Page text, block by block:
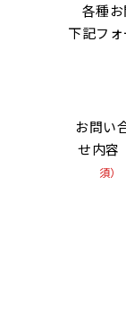
各種
下記フ
お問い
せ内容
須）